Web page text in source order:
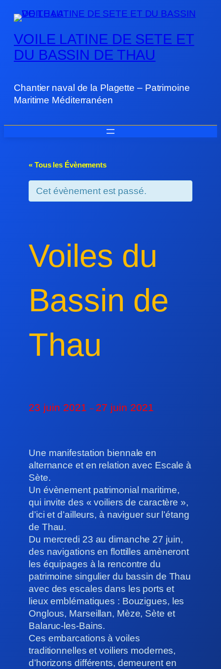
VOILE LATINE DE SETE ET
DU BASSIN DE THAU
Chantier naval de la Plagette – Patrimoine
Maritime Méditerranéen
« Tous les Évènements
Cet évènement est passé.
Voiles du
Bassin de
Thau
23 juin 2021 – 27 juin 2021
Une manifestation biennale en
alternance et en relation avec Escale à
Sète.
Un évènement patrimonial maritime,
qui invite des « voiliers de caractère »,
d’ici et d’ailleurs, à naviguer sur l’étang
de Thau.
Du mercredi 23 au dimanche 27 juin,
des navigations en flottilles amèneront
les équipages à la rencontre du
patrimoine singulier du bassin de Thau
avec des escales dans les ports et
lieux emblématiques : Bouzigues, les
Onglous, Marseillan, Mèze, Sète et
Balaruc-les-Bains.
Ces embarcations à voiles
traditionnelles et voiliers modernes,
d’horizons différents, demeurent en